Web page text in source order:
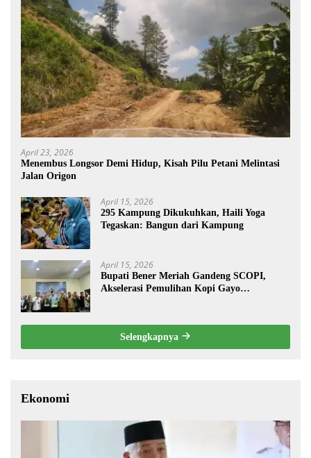
April 23, 2026
Menembus Longsor Demi Hidup, Kisah Pilu Petani Melintasi
Jalan Origon
April 15, 2026
295 Kampung Dikukuhkan, Haili Yoga
Tegaskan: Bangun dari Kampung
April 15, 2026
Bupati Bener Meriah Gandeng SCOPI,
Akselerasi Pemulihan Kopi Gayo
Selengkapnya
Ekonomi